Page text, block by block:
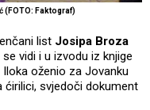
(FOTO: Faktograf)
list Josipa Broza
vidi i u izvodu iz knjige
oženio za Jovanku
ćirilici, svjedoči dokument